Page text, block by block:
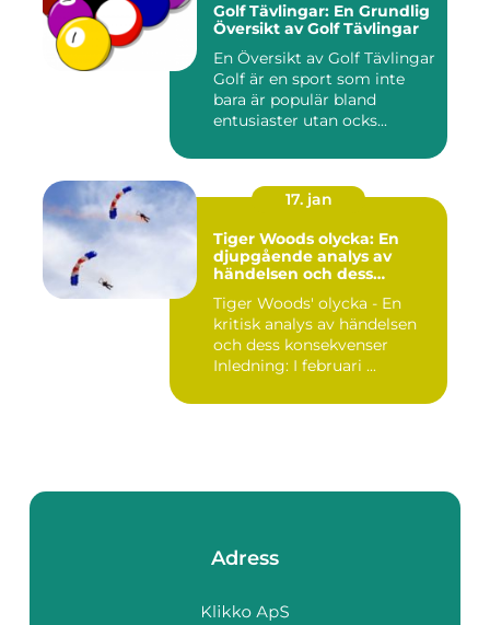
Golf Tävlingar: En Grundlig
Översikt av Golf Tävlingar
En Översikt av Golf Tävlingar
Golf är en sport som inte
bara är populär bland
entusiaster utan ocks...
17. jan
Tiger Woods olycka: En
djupgående analys av
händelsen och dess
Tiger Woods' olycka - En
kritisk analys av händelsen
och dess konsekvenser
Inledning: I februari ...
Adress